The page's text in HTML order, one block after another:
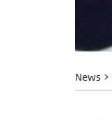
News>